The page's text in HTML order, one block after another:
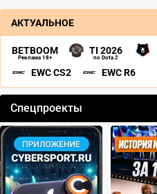
АКТУАЛЬНОЕ
BETBOOM
Реклама 18+
TI 2026
по Dota 2
EWC CS2 EWC R6
Спецпроекты